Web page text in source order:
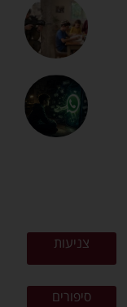
צניעות
סיפורים